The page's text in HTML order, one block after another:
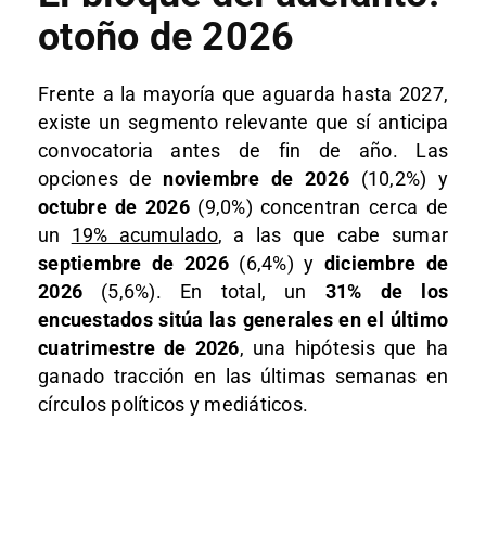
otoño de 2026
Frente a la mayoría que aguarda hasta 2027,
existe un segmento relevante que sí anticipa
convocatoria antes de fin de año. Las
opciones de noviembre de 2026 (10,2%) y
octubre de 2026(9,0%) concentran cerca de
un 19% acumulado, a las que cabe sumar
septiembre de 2026(6,4%) y diciembre de
2026 (5,6%). En total, un 31% de los
encuestados sitúa las generales en el último
cuatrimestre de 2026, una hipótesis que ha
ganado tracción en las últimas semanas en
círculos políticos y mediáticos.